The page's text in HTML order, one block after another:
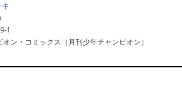
1
ン・コミックス（月刊少年チャンピオン）